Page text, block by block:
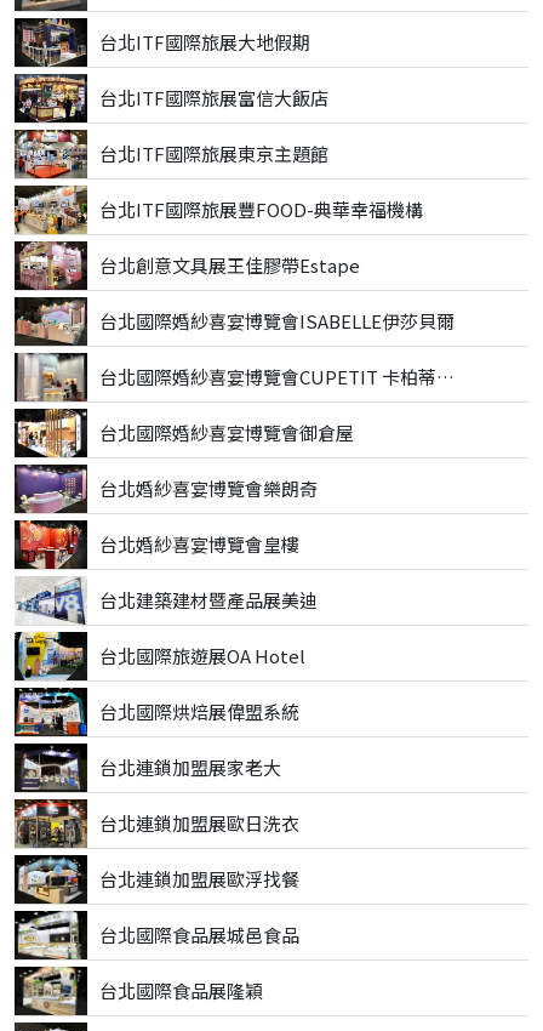
台北ITF國際旅展大地假期
台北ITF國際旅展富信大飯店
台北ITF國際旅展東京主題館
台北ITF國際旅展豐FOOD-典華幸福機構
台北創意文具展王佳膠帶Estape
台北國際婚紗喜宴博覽會ISABELLE伊莎貝爾
台北國際婚紗喜宴博覽會CUPETIT 卡柏蒂精品甜點
台北國際婚紗喜宴博覽會御倉屋
台北婚紗喜宴博覽會樂朗奇
台北婚紗喜宴博覽會皇樓
台北建築建材暨產品展美迪
台北國際旅遊展OA Hotel
台北國際烘焙展偉盟系統
台北連鎖加盟展家老大
台北連鎖加盟展歐日洗衣
台北連鎖加盟展歐浮找餐
台北國際食品展城邑食品
台北國際食品展隆穎